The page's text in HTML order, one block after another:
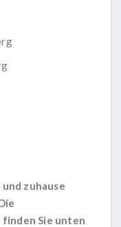
zuhause
Sie unten